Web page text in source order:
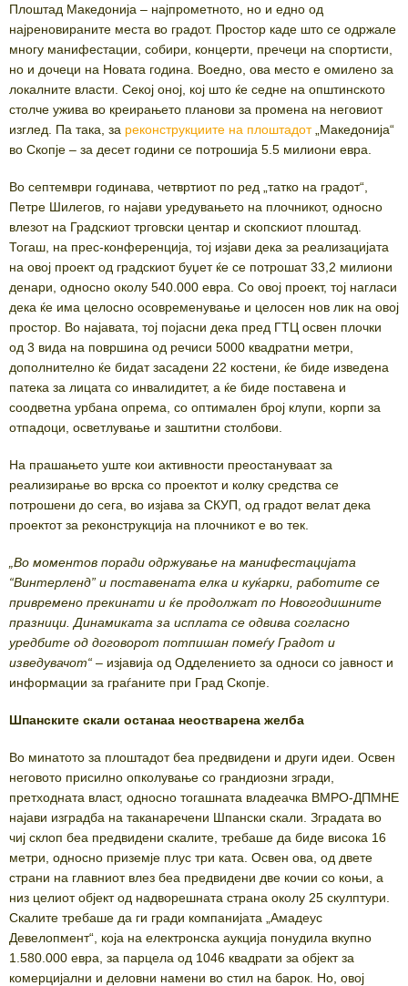
Плоштад Македонија – најпрометното, но и едно од
најреновираните места во градот. Простор каде што се одржале
многу манифестации, собири, концерти, пречеци на спортисти,
но и дочеци на Новата година. Воедно, ова место е омилено за
локалните власти. Секој оној, кој што ќе седне на општинското
столче ужива во креирањето планови за промена на неговиот
изглед. Па така, за реконструкциите на плоштадот„Македонија“
во Скопје – за десет години се потрошија 5.5 милиони евра.
Во септември годинава, четвртиот по ред „татко на градот“,
Петре Шилегов, го најави уредувањето на плочникот, односно
влезот на Градскиот трговски центар и скопскиот плоштад.
Тогаш, на прес-конференција, тој изјави дека за реализацијата
на овој проект од градскиот буџет ќе се потрошат 33,2 милиони
денари, односно околу 540.000 евра. Со овој проект, тој нагласи
дека ќе има целосно осовременување и целосен нов лик на овој
простор. Во најавата, тој појасни дека пред ГТЦ освен плочки
од 3 вида на површина од речиси 5000 квадратни метри,
дополнително ќе бидат засадени 22 костени, ќе биде изведена
патека за лицата со инвалидитет, а ќе биде поставена и
соодветна урбана опрема, со оптимален број клупи, корпи за
отпадоци, осветлување и заштитни столбови.
На прашањето уште кои активности преостануваат за
реализирање во врска со проектот и колку средства се
потрошени до сега, во изјава за СКУП, од градот велат дека
проектот за реконструкција на плочникот е во тек.
„Во моментов поради одржување на манифестацијата
“Винтерленд” и поставената елка и куќарки, работите се
привремено прекинати и ќе продолжат по Новогодишните
празници. Динамиката за исплата се одвива согласно
уредбите од договорот потпишан помеѓу Градот и
изведувачот“ – изјавија од Одделението за односи со јавност и
информации за граѓаните при Град Скопје.
Шпанските скали останаа неостварена желба
Во минатото за плоштадот беа предвидени и други идеи. Освен
неговото присилно опколување со грандиозни згради,
претходната власт, односно тогашната владеачка ВМРО-ДПМНЕ
најави изградба на таканаречени Шпански скали. Зградата во
чиј склоп беа предвидени скалите, требаше да биде висока 16
метри, односно приземје плус три ката. Освен ова, од двете
страни на главниот влез беа предвидени две кочии со коњи, а
низ целиот објект од надворешната страна околу 25 скулптури.
Скалите требаше да ги гради компанијата „Амадеус
Девелопмент“, која на електронска аукција понудила вкупно
1.580.000 евра, за парцела од 1046 квадрати за објект за
комерцијални и деловни намени во стил на барок. Но, овој